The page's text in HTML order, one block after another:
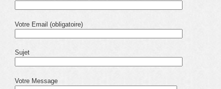
Votre Email (obligatoire)
Sujet
Votre Message